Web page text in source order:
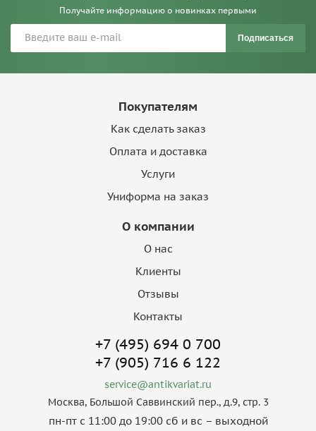
Получайте информацию о новинках первыми
Подписаться
Покупателям
Как сделать заказ
Оплата и доставка
Услуги
Униформа на заказ
О компании
О нас
Клиенты
Отзывы
Контакты
+7 (495) 694 0 700
+7 (905) 716 6 122
service@antikvariat.ru
Москва, Большой Саввинский пер., д.9, стр. 3
пн-пт с 11:00 до 19:00 сб и вс – выходной